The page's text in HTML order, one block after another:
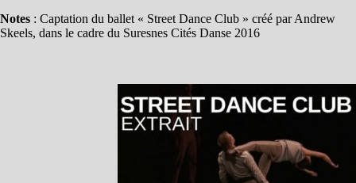
Notes : Captation du ballet « Street Dance Club » créé par Andrew
Skeels, dans le cadre du Suresnes Cités Danse 2016